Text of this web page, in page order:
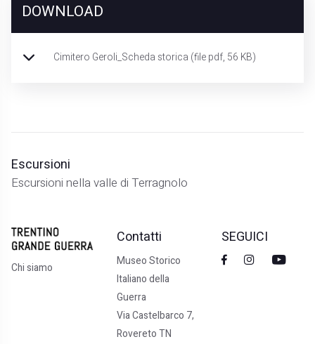
DOWNLOAD
Cimitero Geroli_Scheda storica (file pdf, 56 KB)
Escursioni
Escursioni nella valle di Terragnolo
Chi siamo
Contatti
Museo Storico
Italiano della
Guerra
Via Castelbarco 7,
Rovereto TN
SEGUICI